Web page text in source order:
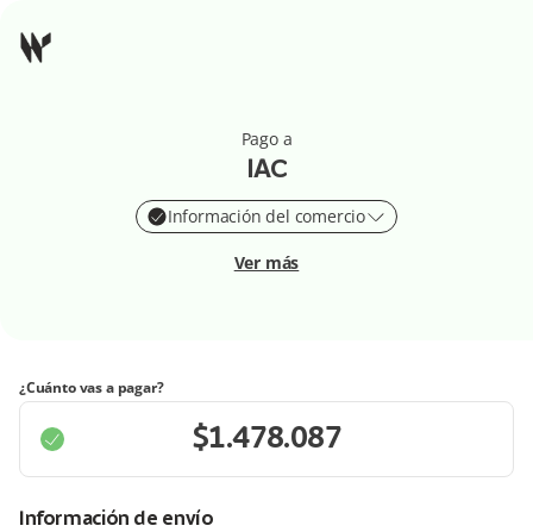
Pago a
IAC
Información del comercio
Ver más
¿Cuánto vas a pagar?
Información de envío